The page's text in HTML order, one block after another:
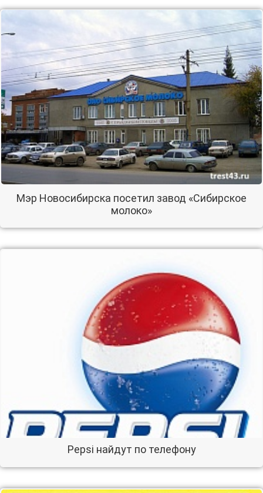
Мэр Новосибирска посетил завод «Сибирское
молоко»
Pepsi найдут по телефону